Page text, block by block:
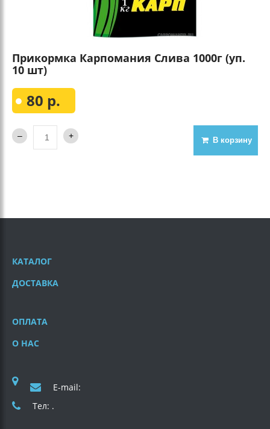
Прикормка Карпомания Слива 1000г (уп.
10 шт)
80 р.
В корзину
КАТАЛОГ
ДОСТАВКА
ОПЛАТА
О НАС
E-mail:
Тел: .